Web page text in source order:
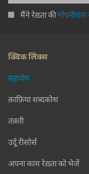
मैंने रेख़्ता कीगोपनीयता
क्विक लिंक्स
सहयोग
क़ाफ़िया शब्दकोश
तक़्ती
उर्दू रीसोर्स
अपना काम रेख़्ता को भेजें